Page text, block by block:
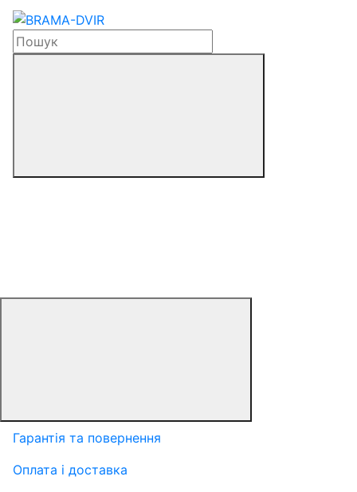
Гарантія та повернення
Оплата і доставка